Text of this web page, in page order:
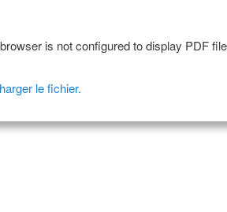
is not configured to display PDF
le fichier.